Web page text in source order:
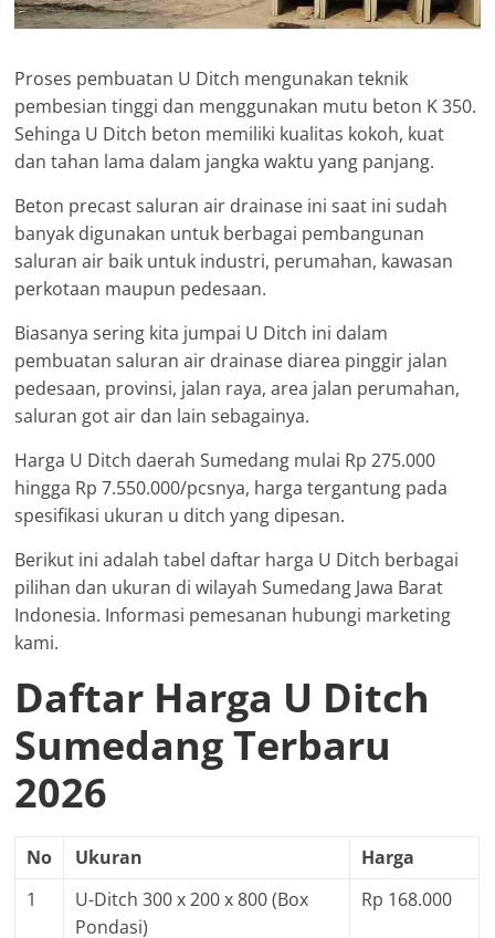
Proses pembuatan U Ditch mengunakan teknik
pembesian tinggi dan menggunakan mutu beton K 350.
Sehinga U Ditch beton memiliki kualitas kokoh, kuat
dan tahan lama dalam jangka waktu yang panjang.
Beton precast saluran air drainase ini saat ini sudah
banyak digunakan untuk berbagai pembangunan
saluran air baik untuk industri, perumahan, kawasan
perkotaan maupun pedesaan.
Biasanya sering kita jumpai U Ditch ini dalam
pembuatan saluran air drainase diarea pinggir jalan
pedesaan, provinsi, jalan raya, area jalan perumahan,
saluran got air dan lain sebagainya.
Harga U Ditch daerah Sumedang mulai Rp 275.000
hingga Rp 7.550.000/pcsnya, harga tergantung pada
spesifikasi ukuran u ditch yang dipesan.
Berikut ini adalah tabel daftar harga U Ditch berbagai
pilihan dan ukuran di wilayah Sumedang Jawa Barat
Indonesia. Informasi pemesanan hubungi marketing
kami.
Daftar Harga U Ditch
Sumedang Terbaru
2026
No Ukuran
Harga
1
U-Ditch 300 x 200 x 800 (Box
Pondasi)
Rp 168.000